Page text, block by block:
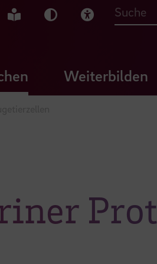
Gebärdensprache
Leichte Sprache
Dunkel-Modus
Visuelle Hilfe
Weiterbilden